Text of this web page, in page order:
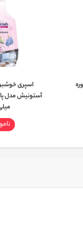
اسپری خوشبو